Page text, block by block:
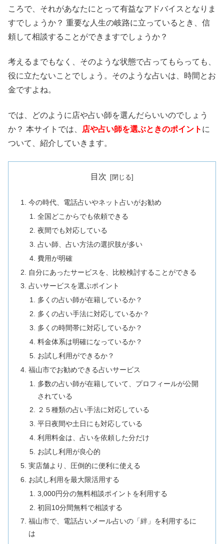
ころで、それがあなたにとって有益なアドバイスとなりま
すでしょうか？ 重要な人生の岐路に立っているとき、信
頼して相談することができますでしょうか？
考えるまでもなく、そのような状態で占ってもらっても、
役に立たないことでしょう。そのような占いは、時間とお
金ですよね。
では、どのように店や占い師を選んだらいいのでしょう
か？ 本サイトでは、
店や占い師を選ぶときのポイント に
ついて、紹介していきます。
目次
今の時代、電話占いやネット占いがお勧め
全国どこからでも依頼できる
夜間でも対応している
占い師、占い方法の選択肢が多い
費用が明確
自分にあったサービスを、比較検討することができる
占いサービスを選ぶポイント
多くの占い師が在籍しているか？
多くの占い手法に対応しているか？
多くの時間帯に対応しているか？
料金体系は明確になっているか？
お試し利用ができるか？
福山市でお勧めできる占いサービス
多数の占い師が在籍していて、プロフィールが公開
されている
２５種類の占い手法に対応している
平日夜間や土日にも対応している
利用料金は、占いを依頼した分だけ
お試し利用が良心的
実店舗より、圧倒的に便利に使える
お試し利用を最大限活用する
3,000円分の無料相談ポイントを利用する
初回10分間無料で相談する
福山市で、電話占いメール占いの「絆」を利用するに
は